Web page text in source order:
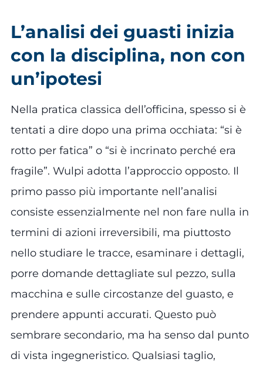
L’analisi dei guasti inizia
con la disciplina, non con
un’ipotesi
Nella pratica classica dell’officina, spesso si è
tentati a dire dopo una prima occhiata: “si è
rotto per fatica” o “si è incrinato perché era
fragile”. Wulpi adotta l’approccio opposto. Il
primo passo più importante nell’analisi
consiste essenzialmente nel non fare nulla in
termini di azioni irreversibili, ma piuttosto
nello studiare le tracce, esaminare i dettagli,
porre domande dettagliate sul pezzo, sulla
macchina e sulle circostanze del guasto, e
prendere appunti accurati. Questo può
sembrare secondario, ma ha senso dal punto
di vista ingegneristico. Qualsiasi taglio,